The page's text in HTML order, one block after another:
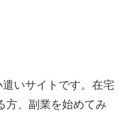
いサイトです。在宅
方、副業を始めてみ